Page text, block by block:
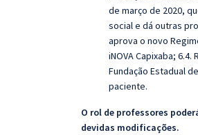
de março de 2020,
social e dá outras
aprova o novo
iNOVA Capixaba;
Fundação Estadual
paciente.
O rol de professores
devidas modificações.